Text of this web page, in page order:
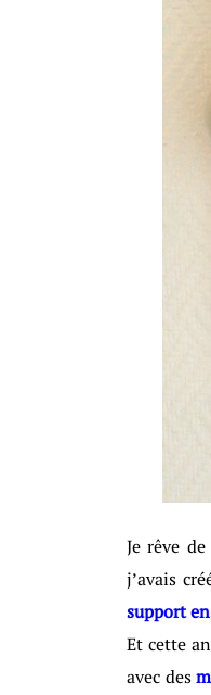
Je rêve
j’avais
support
Et cette
avec des